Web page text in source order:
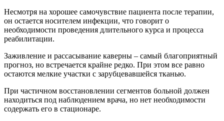
Несмотря на хорошее самочувствие пациента после терапии,
он остается носителем инфекции, что говорит о
необходимости проведения длительного курса и процесса
реабилитации.
Заживление и рассасывание каверны – самый благоприятный
прогноз, но встречается крайне редко. При этом все равно
остаются мелкие участки с зарубцевавшейся тканью.
При частичном восстановлении сегментов больной должен
находиться под наблюдением врача, но нет необходимости
содержать его в стационаре.